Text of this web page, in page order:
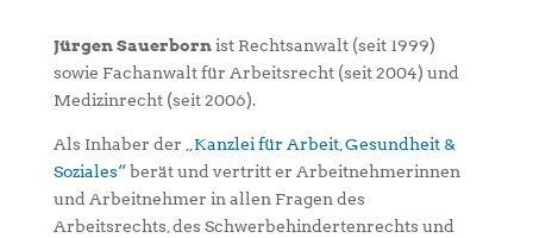
Jürgen Sauerbornist Rechtsanwalt (seit 1999)
sowie Fachanwalt für Arbeitsrecht (seit 2004) und
Medizinrecht (seit 2006).
Als Inhaber der „Kanzlei für Arbeit, Gesundheit &
Soziales“berät und vertritt er Arbeitnehmerinnen
und Arbeitnehmer in allen Fragen des
Arbeitsrechts, des Schwerbehindertenrechts und